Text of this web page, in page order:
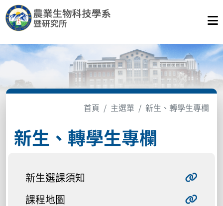
首頁 主選單 新生、轉學生專欄
新生、轉學生專欄
新生選課須知
課程地圖